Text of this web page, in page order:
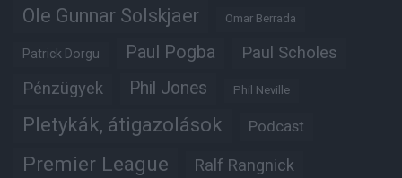
Ole Gunnar Solskjaer Omar Berrada
Patrick Dorgu Paul Pogba Paul Scholes
Pénzügyek Phil Jones Phil Neville
Pletykák, átigazolások Podcast
Premier League Ralf Rangnick